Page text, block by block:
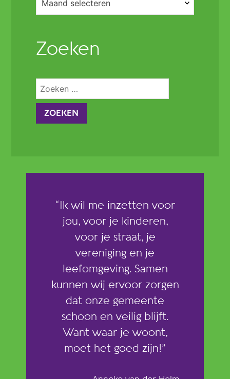
Zoeken
Zoeken
naar:
“Ik wil me inzetten voor
jou, voor je kinderen,
voor je straat, je
vereniging en je
leefomgeving. Samen
kunnen wij ervoor zorgen
dat onze gemeente
schoon en veilig blijft.
Want waar je woont,
moet het goed zijn!”